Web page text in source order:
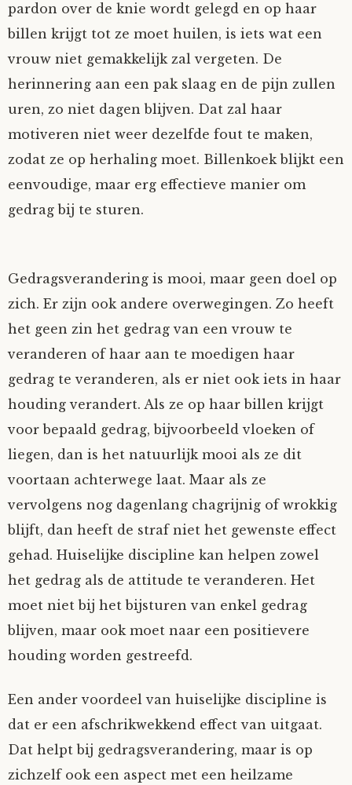
pardon over de knie wordt gelegd en op haar
billen krijgt tot ze moet huilen, is iets wat een
vrouw niet gemakkelijk zal vergeten. De
herinnering aan een pak slaag en de pijn zullen
uren, zo niet dagen blijven. Dat zal haar
motiveren niet weer dezelfde fout te maken,
zodat ze op herhaling moet. Billenkoek blijkt een
eenvoudige, maar erg effectieve manier om
gedrag bij te sturen.
Gedragsverandering is mooi, maar geen doel op
zich. Er zijn ook andere overwegingen. Zo heeft
het geen zin het gedrag van een vrouw te
veranderen of haar aan te moedigen haar
gedrag te veranderen, als er niet ook iets in haar
houding verandert. Als ze op haar billen krijgt
voor bepaald gedrag, bijvoorbeeld vloeken of
liegen, dan is het natuurlijk mooi als ze dit
voortaan achterwege laat. Maar als ze
vervolgens nog dagenlang chagrijnig of wrokkig
blijft, dan heeft de straf niet het gewenste effect
gehad. Huiselijke discipline kan helpen zowel
het gedrag als de attitude te veranderen. Het
moet niet bij het bijsturen van enkel gedrag
blijven, maar ook moet naar een positievere
houding worden gestreefd.
Een ander voordeel van huiselijke discipline is
dat er een afschrikwekkend effect van uitgaat.
Dat helpt bij gedragsverandering, maar is op
zichzelf ook een aspect met een heilzame